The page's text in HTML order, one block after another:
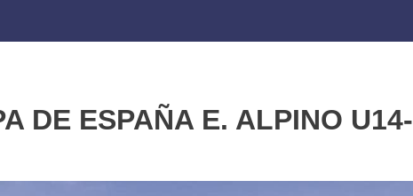
DE ESPAÑA E. ALPINO U14-